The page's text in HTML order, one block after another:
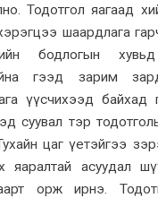
Тодотгол яагаад
шаардлага
бодлогын хувьд
гээд зарим
үүсчихээд байхад
суувал тэр
цаг үетэйгээ
яаралтай асуудал
орж ирнэ.